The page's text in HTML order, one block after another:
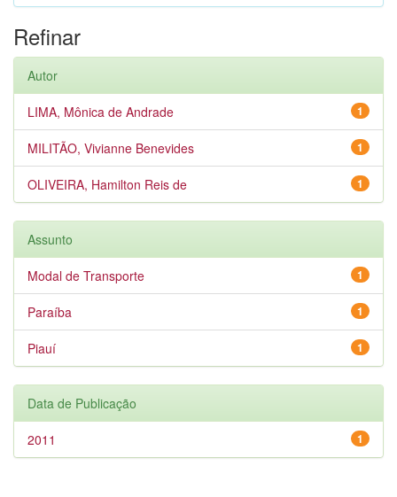
Refinar
Autor
1
LIMA, Mônica de Andrade
1
MILITÃO, Vivianne Benevides
1
OLIVEIRA, Hamilton Reis de
Assunto
1
Modal de Transporte
1
Paraíba
1
Piauí
Data de Publicação
1
2011